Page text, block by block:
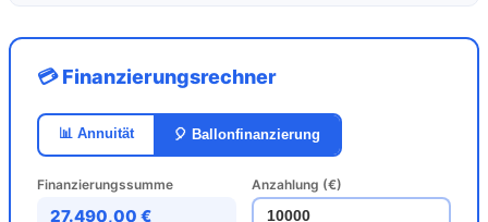
💳 Finanzierungsrechner
📊 Annuität 🎈 Ballonfinanzierung
Finanzierungssumme
27.490,00 €
Anzahlung (€)